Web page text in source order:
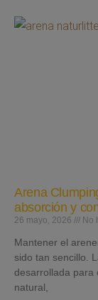
Arena
absorción y
26 mayo, 2026 No
Mantener el
sido tan sencillo.
desarrollada para
natural,